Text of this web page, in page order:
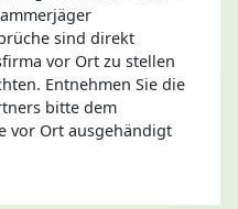
sind direkt
vor Ort zu stellen
Entnehmen Sie die
bitte dem
vor Ort ausgehändigt